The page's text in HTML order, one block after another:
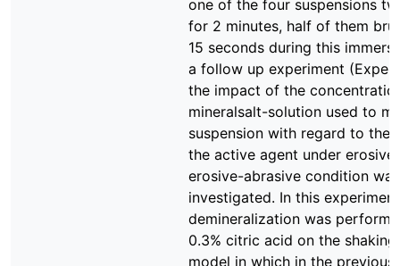
one of the four suspensions
for 2 minutes, half of them
15 seconds during this
a follow up experiment
the impact of the
mineralsalt-solution used to
suspension with regard to the
the active agent under erosive
erosive-abrasive condition was
investigated. In this experiment
demineralization was
0.3% citric acid on the
model in which in the previous